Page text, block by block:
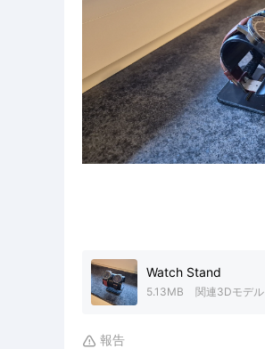
Watch Stand
5.13MB 関連3Dモデル
 報告